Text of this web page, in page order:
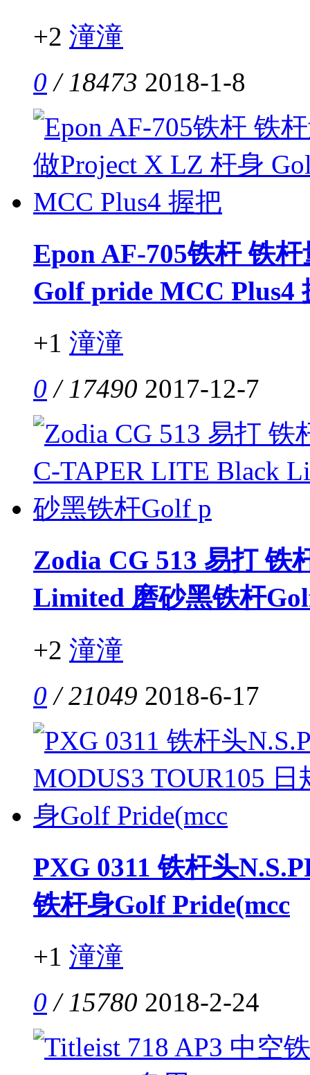
+2 潼潼
0 / 18473 2018-1-8
Epon AF-705铁杆 铁
Golf pride MCC Plus4
+1 潼潼
0 / 17490 2017-12-7
Zodia CG 513 易打 铁
Limited 磨砂黑铁杆
+2 潼潼
0 / 21049 2018-6-17
PXG 0311 铁杆头
铁杆身Golf Pride(mcc
+1 潼潼
0 / 15780 2018-2-24